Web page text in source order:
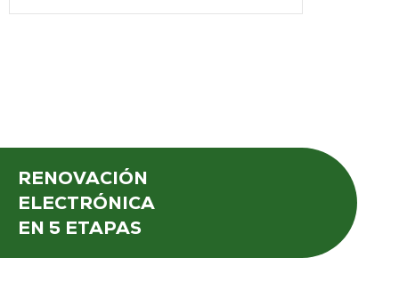
RENOVACIÓN
ELECTRÓNICA
EN 5 ETAPAS